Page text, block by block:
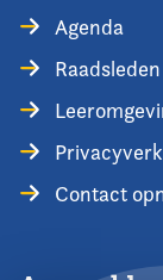
Agenda
Contact